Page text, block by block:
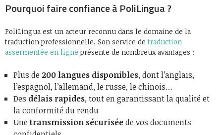
Pourquoi faire confiance à PoliLingua ?
PoliLingua est un acteur reconnu dans le domaine de la
traduction professionnelle. Son service detraduction
assermentée en ligne présente de nombreux avantages :
Plus de 200 langues disponibles, dont l’anglais,
l’espagnol, l’allemand, le russe, le chinois…
Des délais rapides, tout en garantissant la qualité et
la conformité du rendu
Unetransmission sécuriséede vos documents